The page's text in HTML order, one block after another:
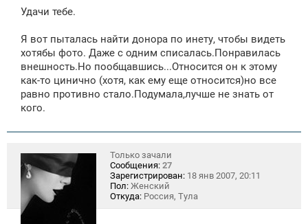
б
н
и
Удачи тебе.
Я вот пыталась найти донора по инету, чтобы видеть
хотябы фото. Даже с одним списалась.Понравилась
внешность.Но пообщавшись...Относится он к этому
как-то цинично (хотя, как ему еще относится)но все
равно противно стало.Подумала,лучше не знать от
кого.
Только зачали
Сообщения: 27
Зарегистрирован: 18 янв 2007, 20:11
Пол: Женский
Откуда: Россия, Тула